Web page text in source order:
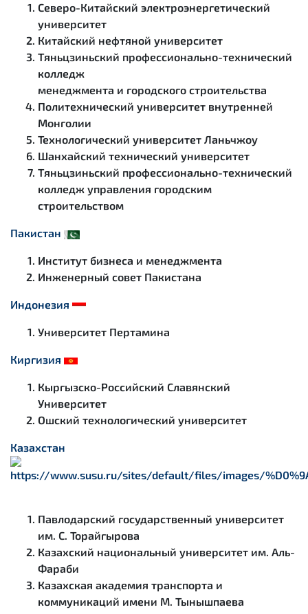
Северо-Китайский электроэнергетический
университет
Китайский нефтяной университет
Тяньцзиньский профессионально-технический
колледж
менеджмента и городского строительства
Политехнический университет внутренней
Монголии
Технологический университет Ланьчжоу
Шанхайский технический университет
Тяньцзиньский профессионально-технический
колледж управления городским
строительством
Пакистан
Институт бизнеса и менеджмента
Инженерный совет Пакистана
Индонезия
Университет Пертамина
Киргизия
Кыргызско-Российский Славянский
Университет
Ошский технологический университет
Казахстан
Павлодарский государственный университет
им. С. Торайгырова
Казахский национальный университет им. Аль-
Фараби
Казахская академия транспорта и
коммуникаций имени М. Тынышпаева